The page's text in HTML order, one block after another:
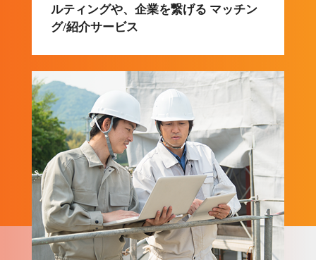
ルティングや、企業を繋げる マッチン
グ/紹介サービス